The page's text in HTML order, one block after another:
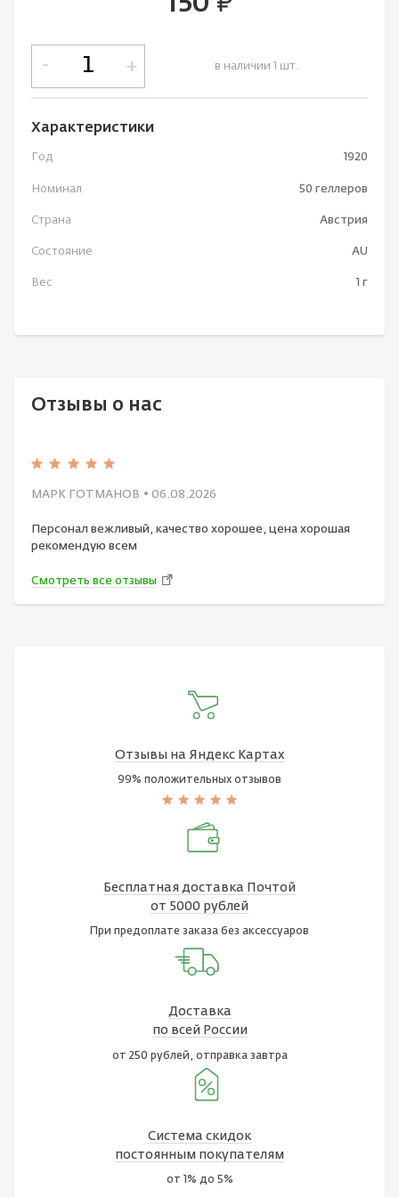
руб.
в наличии 1 шт.
- +
Характеристики
Год 1920
Номинал 50 геллеров
Страна Австрия
Состояние AU
Вес 1 г
Отзывы о нас
МАРК ГОТМАНОВ • 06.08.2026
Персонал вежливый, качество хорошее, цена хорошая
рекомендую всем
Смотреть все отзывы
Отзывы на Яндекс Картах
99% положительных отзывов
Бесплатная доставка Почтой
от 5000 рублей
При предоплате заказа без аксессуаров
Доставка
по всей России
от 250 рублей, отправка завтра
Система скидок
постоянным покупателям
от 1% до 5%